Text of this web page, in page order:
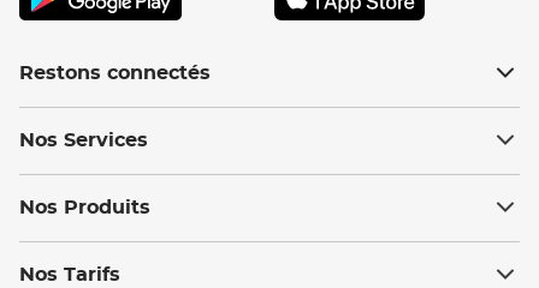
Restons connectés
Nos Services
Nos Produits
Nos Tarifs